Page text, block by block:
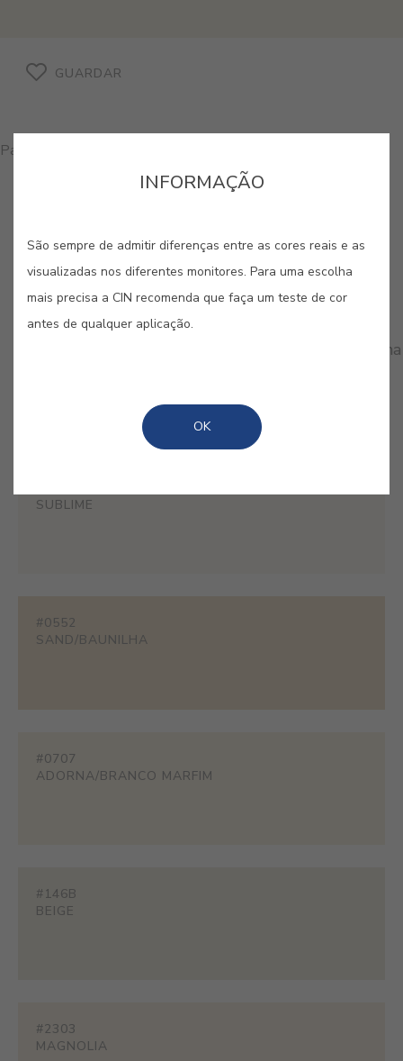
GUARDAR
Para comprar produtos nesta cor, por favor, contacte-nos
CORES RELACIONADAS
A paleta de cremes envolve os ambientes numa
luminosidade suave e acolhedora, transmitindo uma
serenos e que transcendem as tendências.
SUBLIME
#0552
SAND/BAUNILHA
#0707
ADORNA/BRANCO MARFIM
#146B
BEIGE
#2303
MAGNOLIA
INFORMAÇÃO
São sempre de admitir diferenças entre as cores reais e as
visualizadas nos diferentes monitores. Para uma escolha
mais precisa a CIN recomenda que faça um teste de cor
antes de qualquer aplicação.
OK